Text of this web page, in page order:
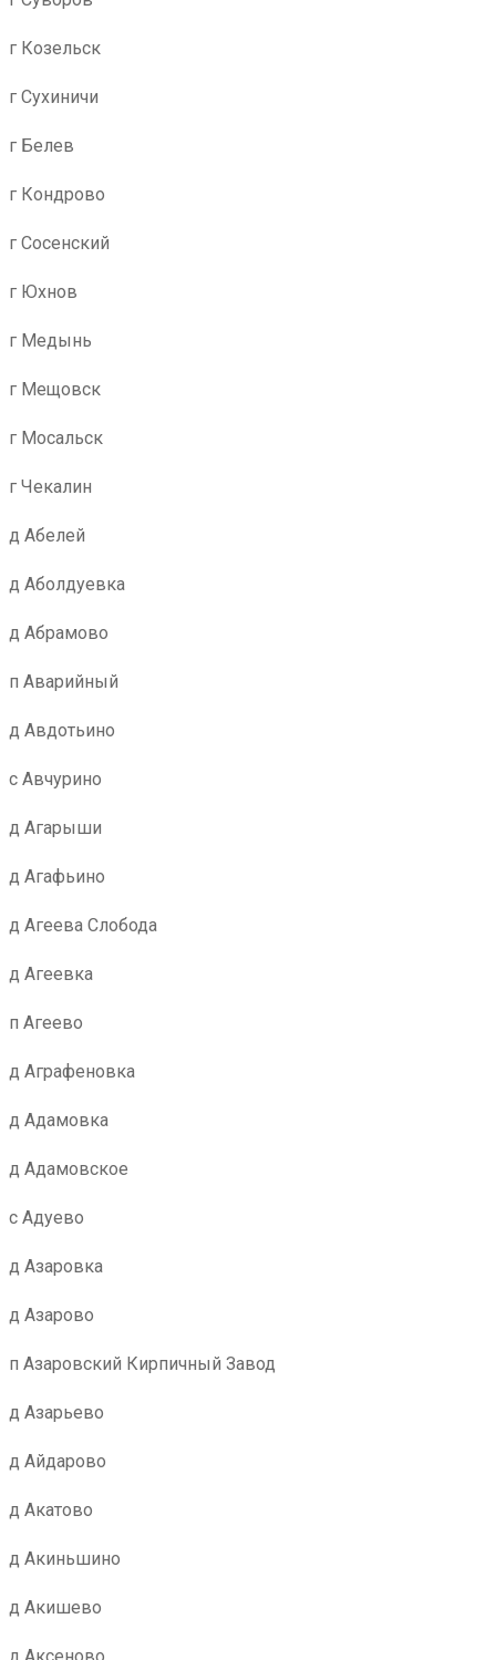
г Козельск
г Сухиничи
г Белев
г Кондрово
г Сосенский
г Юхнов
г Медынь
г Мещовск
г Мосальск
г Чекалин
д Абелей
д Аболдуевка
д Абрамово
п Аварийный
д Авдотьино
с Авчурино
д Агарыши
д Агафьино
д Агеева Слобода
д Агеевка
п Агеево
д Аграфеновка
д Адамовка
д Адамовское
с Адуево
д Азаровка
д Азарово
п Азаровский Кирпичный Завод
д Азарьево
д Айдарово
д Акатово
д Акиньшино
д Акишево